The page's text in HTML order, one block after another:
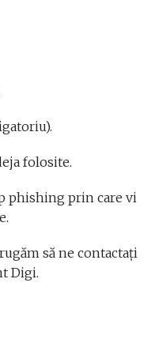
folosite.
phishing prin care vi
să ne contactați
Digi.